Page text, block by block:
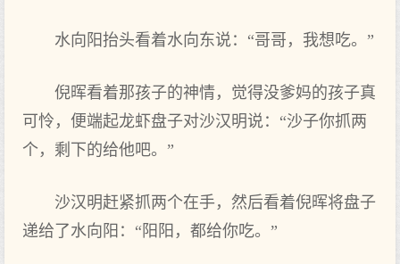
水向阳抬头看着水向东说：“哥哥，我想吃。”
倪晖看着那孩子的神情，觉得没爹妈的孩子真
可怜，便端起龙虾盘子对沙汉明说：“沙子你抓两
个，剩下的给他吧。”
沙汉明赶紧抓两个在手，然后看着倪晖将盘子
递给了水向阳：“阳阳，都给你吃。”